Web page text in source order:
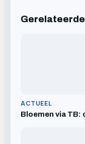
ACTUEEL
Bloemen via